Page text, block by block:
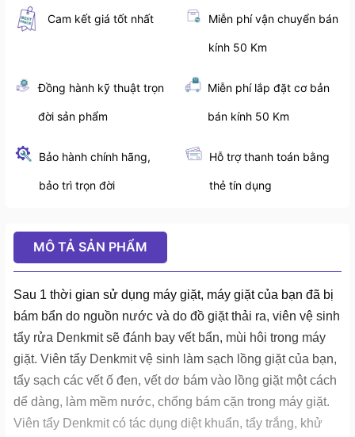
Cam kết giá tốt nhất Miễn phí vận chuyển bán
kính 50 Km
Đồng hành kỹ thuật trọn
đời sản phẩm
Miễn phí lắp đặt cơ bản
bán kính 50 Km
Bảo hành chính hãng,
bảo trì trọn đời
Hỗ trợ thanh toán bằng
thẻ tín dụng
MÔ TẢ SẢN PHẨM
Sau 1 thời gian sử dụng máy giặt, máy giặt của bạn đã bị
bám bẩn do nguồn nước và do đồ giặt thải ra, viên vệ sinh
tẩy rửa Denkmit sẽ đánh bay vết bẩn, mùi hôi trong máy
giặt. Viên tẩy Denkmit vệ sinh làm sạch lồng giặt của bạn,
tẩy sạch các vết ố đen, vết dơ bám vào lồng giặt một cách
dể dàng, làm mềm nước, chống bám cặn trong máy giặt.
Viên tẩy Denkmit có tác dụng diệt khuẩn, tẩy trắng, khử